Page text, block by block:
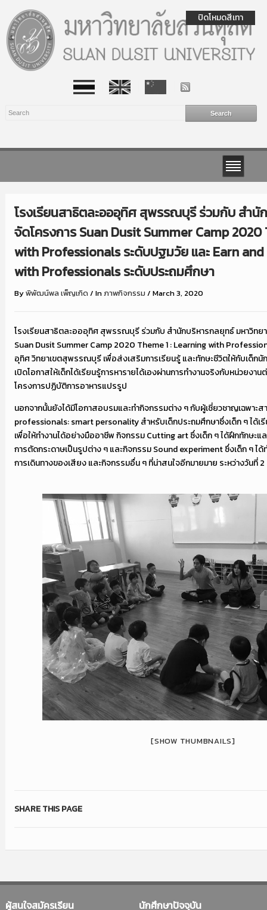
โรงเรียนสาธิตละอออุทิศ สุพรรณบุรี ร่วมกับ สำ
จัดโครงการ Suan Dusit Summer Camp 2020
with Professionals ระดับปฐมวัย และ Earn
with Professionals ระดับประถมศึกษา
Byพิพัฒน์พล เพ็ญเกิด / Inภาพกิจกรรม / March 3, 2020
โรงเรียนสาธิตละอออุทิศ สุพรรณบุรี ร่วมกับ สำนักบริหารกลยุทธ์ มหาวิท
Suan Dusit Summer Camp 2020 Theme 1 : Learning with
อุทิศ วิทยาเขตสุพรรณบุรี เพื่อส่งเสริมการเรียนรู้ และทักษะชีวิตให้กับเด็กนั
เปิดโอกาสให้เด็กได้เรียนรู้การหารายได้เองผ่านการทำงานจริงกับหน่วยงา
โครงการปฏิบัติการอาหารแปรรูป
นอกจากนั้นยังได้มีโอกาสอบรมและทำกิจกรรมต่าง ๆ กับผู้เชี่ยวชาญเฉพาะส
professionals: smart personality สำหรับเด็กประถมศึกษาซึ่งเด็ก ๆ ได้
เพื่อให้ทำงานได้อย่างมืออาชีพ กิจกรรม Cutting art ซึ่งเด็ก ๆ ได้ฝึกทักษะ
การตัดกระดาษเป็นรูปต่าง ๆ และกิจกรรม Sound experiment ซึ่งเด็ก ๆ ไ
การเดินทางของเสียง และกิจกรรมอื่น ๆ ที่น่าสนใจอีกมายมาย ระหว่างวันที่
[SHOW THUMBNAILS]
SHARE THIS PAGE
ผู้สนใจสมัครเรียน นักศึกษาปัจจุบัน
ปิดโหมดสีเทา